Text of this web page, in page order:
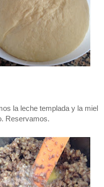
la leche templada y la miel
Reservamos.